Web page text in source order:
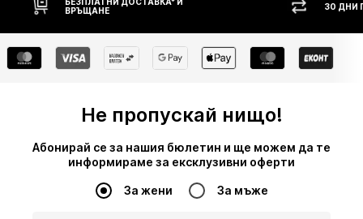
30 ДНИ ПРАВО НА ВРЪЩАНЕ
Не пропускай нищо!
Абонирай се за нашия бюлетин и ще можем да те
информираме за ексклузивни оферти
За жени За мъже